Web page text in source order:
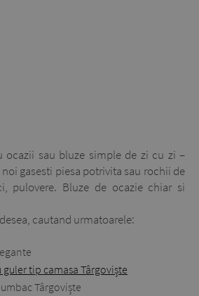
ocazii sau bluze simple de zi cu zi –
gasesti piesa potrivita sau rochii de
pulovere. Bluze de ocazie chiar si
cautand urmatoarele:
tip camasa Târgoviște
Târgoviște